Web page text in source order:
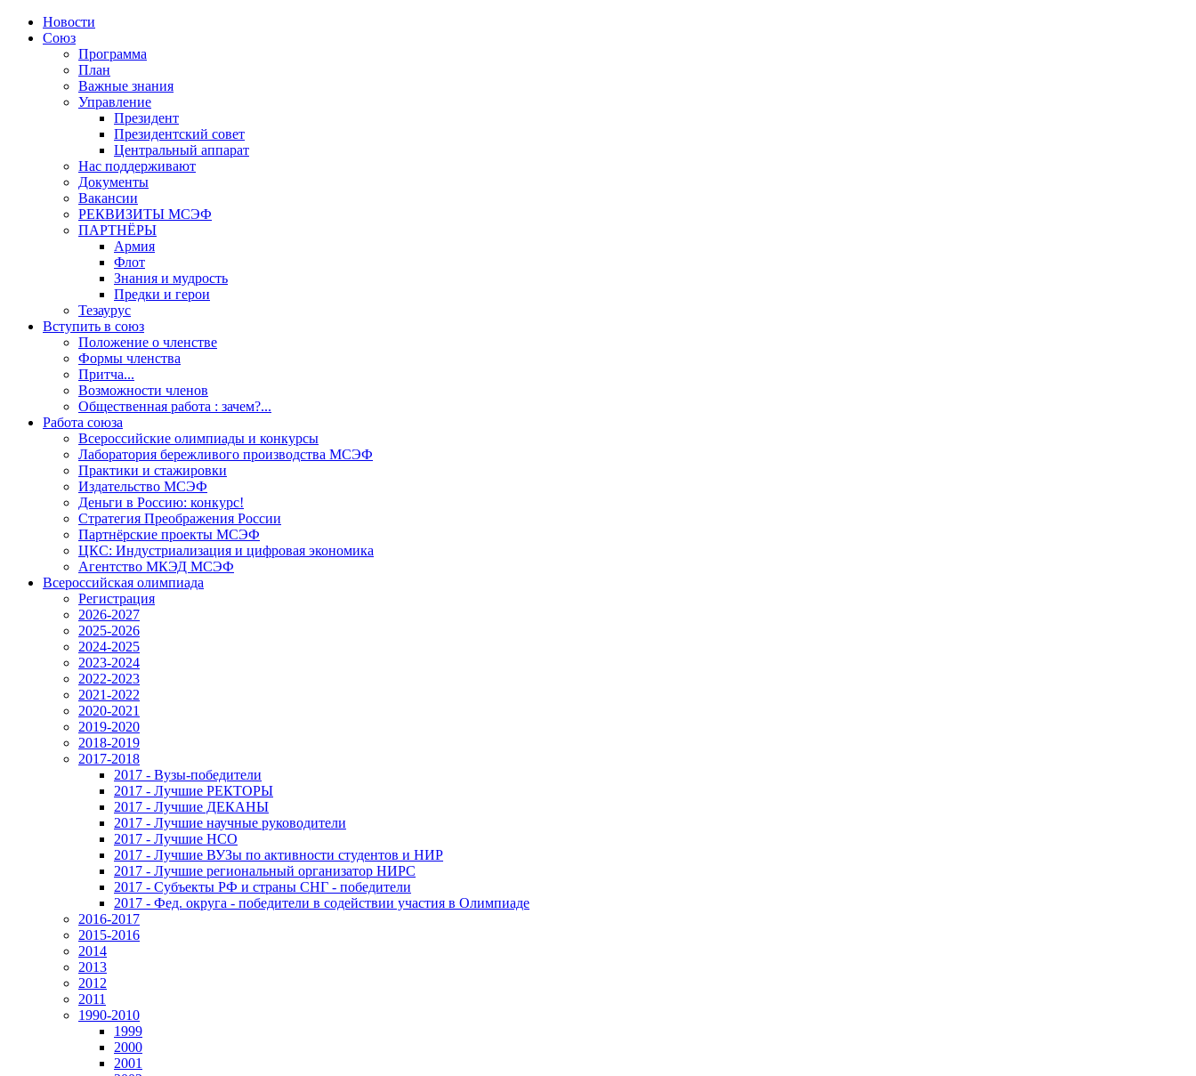
Новости
Союз
Программа
План
Важные знания
Управление
Президент
Президентский совет
Центральный аппарат
Нас поддерживают
Документы
Вакансии
РЕКВИЗИТЫ МСЭФ
ПАРТНЁРЫ
Армия
Флот
Знания и мудрость
Предки и герои
Тезаурус
Вступить в союз
Положение о членстве
Формы членства
Притча...
Возможности членов
Общественная работа : зачем?...
Работа союза
Всероссийские олимпиады и конкурсы
Лаборатория бережливого производства МСЭФ
Практики и стажировки
Издательство МСЭФ
Деньги в Россию: конкурс!
Стратегия Преображения России
Партнёрские проекты МСЭФ
ЦКС: Индустриализация и цифровая экономика
Агентство МКЭД МСЭФ
Всероссийская олимпиада
Регистрация
2026-2027
2025-2026
2024-2025
2023-2024
2022-2023
2021-2022
2020-2021
2019-2020
2018-2019
2017-2018
2017 - Вузы-победители
2017 - Лучшие РЕКТОРЫ
2017 - Лучшие ДЕКАНЫ
2017 - Лучшие научные руководители
2017 - Лучшие НСО
2017 - Лучшие ВУЗы по активности студентов и НИР
2017 - Лучшие региональный организатор НИРС
2017 - Субъекты РФ и страны СНГ - победители
2017 - Фед. округа - победители в содействии участия в Олимпиаде
2016-2017
2015-2016
2014
2013
2012
2011
1990-2010
1999
2000
2001